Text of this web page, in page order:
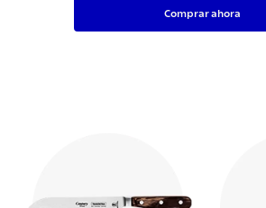
Comprar ahora